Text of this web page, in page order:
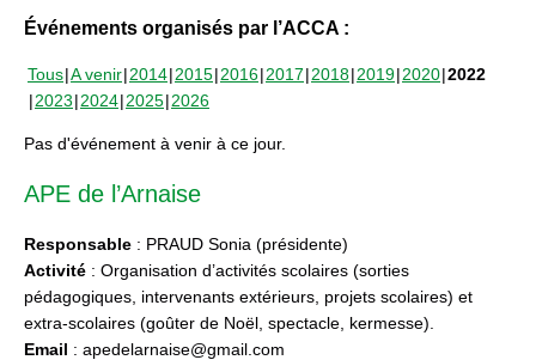
Événements organisés par l’ACCA :
Tous A venir 2014 2015 2016 2017 2018 2019 2020 2022
2023 2024 2025 2026
Pas d'événement à venir à ce jour.
APE de l’Arnaise
Responsable : PRAUD Sonia (présidente)
Activité : Organisation d’activités scolaires (sorties
pédagogiques, intervenants extérieurs, projets scolaires) et
extra-scolaires (goûter de Noël, spectacle, kermesse).
Email : apedelarnaise@gmail.com